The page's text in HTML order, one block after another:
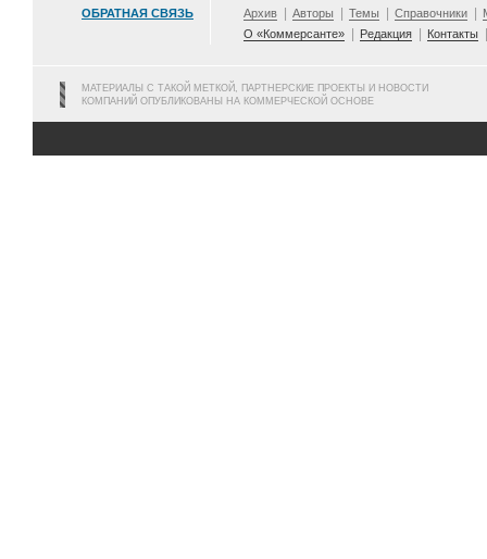
ОБРАТНАЯ СВЯЗЬ Архив Авторы Темы Справочники
О «Коммерсанте»
Редакция Контакты
МАТЕРИАЛЫ С ТАКОЙ МЕТКОЙ, ПАРТНЕРСКИЕ ПРОЕКТЫ И НОВОСТИ
КОМПАНИЙ ОПУБЛИКОВАНЫ НА КОММЕРЧЕСКОЙ ОСНОВЕ